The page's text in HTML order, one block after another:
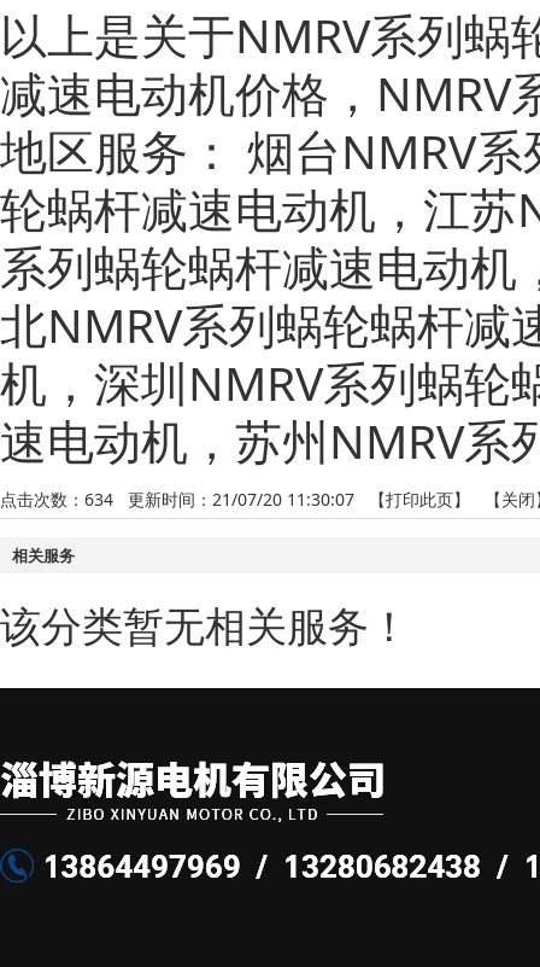
以上是关于NMRV系列蜗
减速电动机价格，NMRV
地区服务： 烟台NMRV
轮蜗杆减速电动机 ， 江苏
系列蜗轮蜗杆减速电动机
北NMRV系列蜗轮蜗杆减
机 ， 深圳NMRV系列蜗轮
速电动机 ， 苏州NMRV系
点击次数： 634 更新时间：21/07/20 11:30:07 【打印此页】 【关闭
相关服务
该分类暂无相关服务！